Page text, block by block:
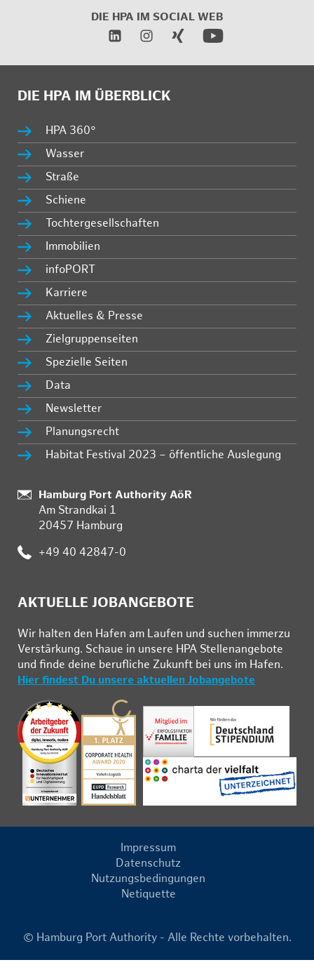
DIE HPA IM SOCIAL WEB
DIE HPA IM ÜBERBLICK
HPA 360°
Wasser
Straße
Schiene
Tochtergesellschaften
Immobilien
infoPORT
Karriere
Aktuelles & Presse
Zielgruppenseiten
Spezielle Seiten
Data
Newsletter
Planungsrecht
Habitat Festival 2023 – öffentliche Auslegung
Standort:
Hamburg Port Authority AöR
Am Strandkai 1
20457 Hamburg
Telefon:
+49 40 42847-0
AKTUELLE JOBANGEBOTE
Wir hal­ten den Ha­fen am Lau­fen und su­chen im­mer­zu
Ver­stär­kung. Schau­e in un­se­re HPA Stel­len­an­ge­bo­te
und fin­de deine be­ruf­li­che Zu­kunft bei uns im Ha­fen.
Hier findest Du unsere aktuellen Jobangebote
Impressum
Datenschutz
Nutzungsbedingungen
Netiquette
© Hamburg Port Authority - Alle Rechte vorbehalten.